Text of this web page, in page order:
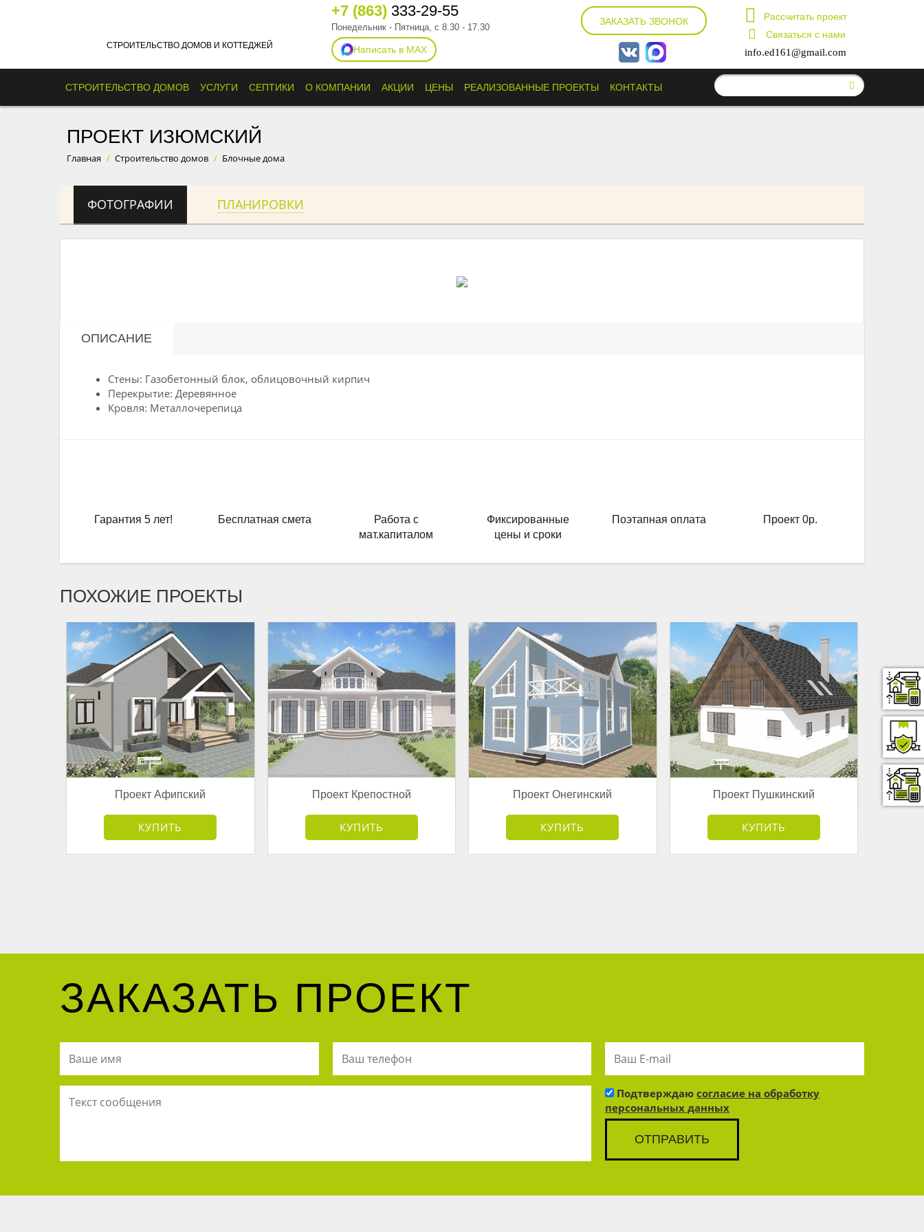
СТРОИТЕЛЬСТВО ДОМОВ И КОТТЕДЖЕЙ
+7 (863) 333-29-55
Понедельник - Пятница, с 8.30 - 17.30
Написать в MAX
ЗАКАЗАТЬ ЗВОНОК
Рассчитать проект
Связаться с нами
info.ed161@gmail.com
СТРОИТЕЛЬСТВО ДОМОВ УСЛУГИ СЕПТИКИ О КОМПАНИИ АКЦИИ ЦЕНЫ РЕАЛИЗОВАННЫЕ ПРОЕКТЫ КОНТАКТЫ
ПРОЕКТ ИЗЮМСКИЙ
Главная / Строительство домов / Блочные дома
ФОТОГРАФИИ ПЛАНИРОВКИ
ОПИСАНИЕ
Стены: Газобетонный блок, облицовочный кирпич
Перекрытие: Деревянное
Кровля: Металлочерепица
Гарантия 5 лет! Бесплатная смета
Работа с
мат.капиталом
Фиксированные
цены и сроки
Поэтапная оплата Проект 0р.
ПОХОЖИЕ ПРОЕКТЫ
Проект Афипский
от 3 181 500 руб.
КУПИТЬ
Проект Крепостной
от 7 595 000 руб.
КУПИТЬ
Проект Онегинский
от 3 178 000 руб.
КУПИТЬ
Проект Пушкинский
от 4 168 500 руб.
КУПИТЬ
ЗАКАЗАТЬ ПРОЕКТ
Подтверждаюсогласие на обработку
персональных данных